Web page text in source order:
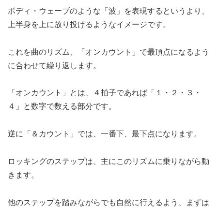
ボディ・ウェーブのような「波」を表現するというより、
上半身を上に放り投げるようなイメージです。
これを曲のリズム、「オンカウント」で最頂点になるよう
に合わせて繰り返します。
「オンカウント」とは、４拍子であれば「１・２・３・
４」と数字で数える部分です。
逆に「＆カウント」では、一番下、最下点になります。
ロッキングのステップは、主にこのリズムに乗りながら動
きます。
他のステップを踏みながらでも自然に行えるよう、まずは